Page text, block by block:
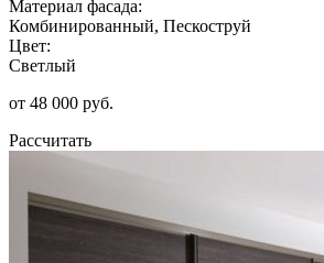
Материал фасада:
Комбинированный, Пескоструй
Цвет:
Светлый
от 48 000 руб.
Рассчитать